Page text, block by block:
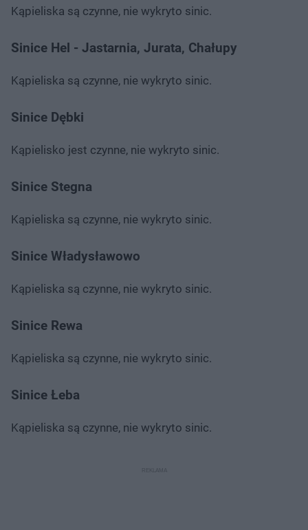
Kąpieliska są czynne, nie wykryto sinic.
Sinice Hel - Jastarnia, Jurata, Chałupy
Kąpieliska są czynne, nie wykryto sinic.
Sinice Dębki
Kąpielisko jest czynne, nie wykryto sinic.
Sinice Stegna
Kąpieliska są czynne, nie wykryto sinic.
Sinice Władysławowo
Kąpieliska są czynne, nie wykryto sinic.
Sinice Rewa
Kąpieliska są czynne, nie wykryto sinic.
Sinice Łeba
Kąpieliska są czynne, nie wykryto sinic.